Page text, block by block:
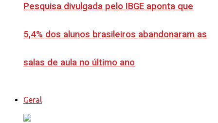
Pesquisa divulgada pelo IBGE aponta que
5,4% dos alunos brasileiros abandonaram as
salas de aula no último ano
Geral